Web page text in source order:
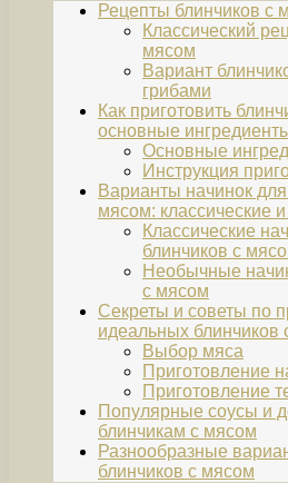
Рецепты блинчиков с
Классический
мясом
Вариант
грибами
Как приготовить
основные
Основные
Инструкция
Варианты начинок
мясом: классические
Классические
блинчиков с
Необычные
с мясом
Секреты и советы по
идеальных блинчиков
Выбор мяса
Приготовление
Приготовление
Популярные соусы и
блинчикам с мясом
Разнообразные
блинчиков с мясом